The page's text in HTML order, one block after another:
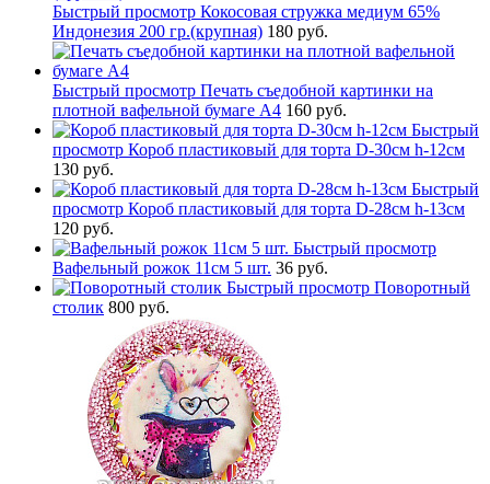
Быстрый просмотр Кокосовая стружка медиум 65%
Индонезия 200 гр.(крупная) 180 руб.
Быстрый просмотр Печать съедобной картинки на
плотной вафельной бумаге А4 160 руб.
Быстрый
просмотр Короб пластиковый для торта D-30см h-12см
130 руб.
Быстрый
просмотр Короб пластиковый для торта D-28см h-13см
120 руб.
Быстрый просмотр
Вафельный рожок 11см 5 шт. 36 руб.
Быстрый просмотр Поворотный
столик 800 руб.